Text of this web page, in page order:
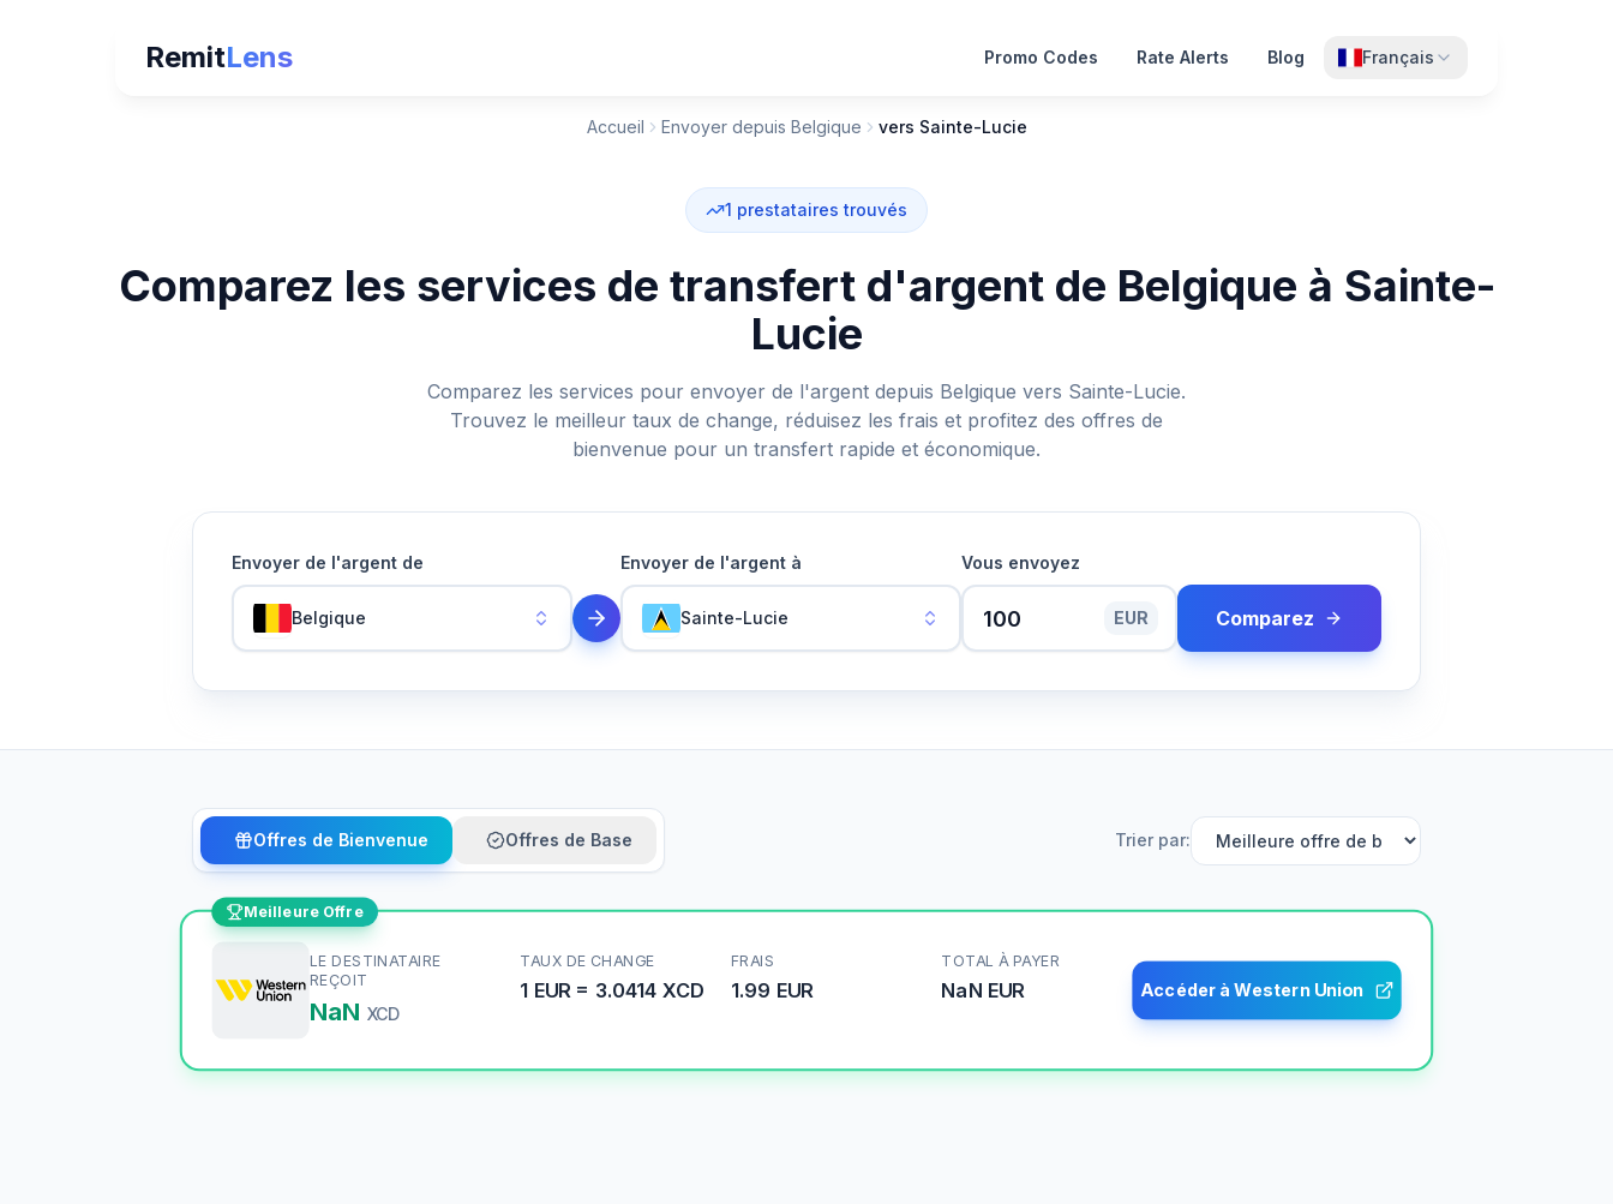
RemitLens Promo Codes Rate Alerts Blog Français
Accueil Envoyer depuis Belgique vers Sainte-Lucie
1 prestataires trouvés
Comparez les services de transfert d'argent de Belgique à Sainte-
Lucie
Comparez les services pour envoyer de l'argent depuis Belgique vers Sainte-Lucie.
Trouvez le meilleur taux de change, réduisez les frais et profitez des offres de
bienvenue pour un transfert rapide et économique.
Envoyer de l'argent de
Belgique
Envoyer de l'argent à
Sainte-Lucie
Vous envoyez
EUR Comparez
Offres de Bienvenue Offres de Base Trier par:
Meilleure Offre
LE DESTINATAIRE
REÇOIT
NaN XCD
TAUX DE CHANGE
1 EUR= 3.0414 XCD
FRAIS
1.99 EUR
TOTAL À PAYER
NaN EUR Accéder à Western Union